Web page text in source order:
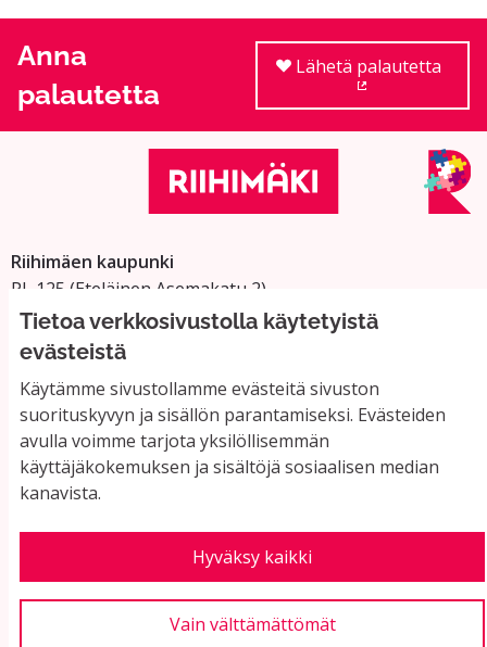
Tietoa verkkosivustolla käytetyistä
evästeistä
Käytämme sivustollamme evästeitä sivuston
suorituskyvyn ja sisällön parantamiseksi. Evästeiden
avulla voimme tarjota yksilöllisemmän
käyttäjäkokemuksen ja sisältöjä sosiaalisen median
kanavista.
Hyväksy kaikki
Vain välttämättömät
Anna
palautetta
Lähetä palautetta
Riihimäen kaupunki
PL 125 (Eteläinen Asemakatu 2)
11101 Riihimäki
Vaihde: 019 758 4000
Sähköpostiosoitteet:
etunimi.sukunimi@riihimaki.fi
Yhteystiedot ja usein kysyttyä
Käyttöehdot
Evästeasetukset